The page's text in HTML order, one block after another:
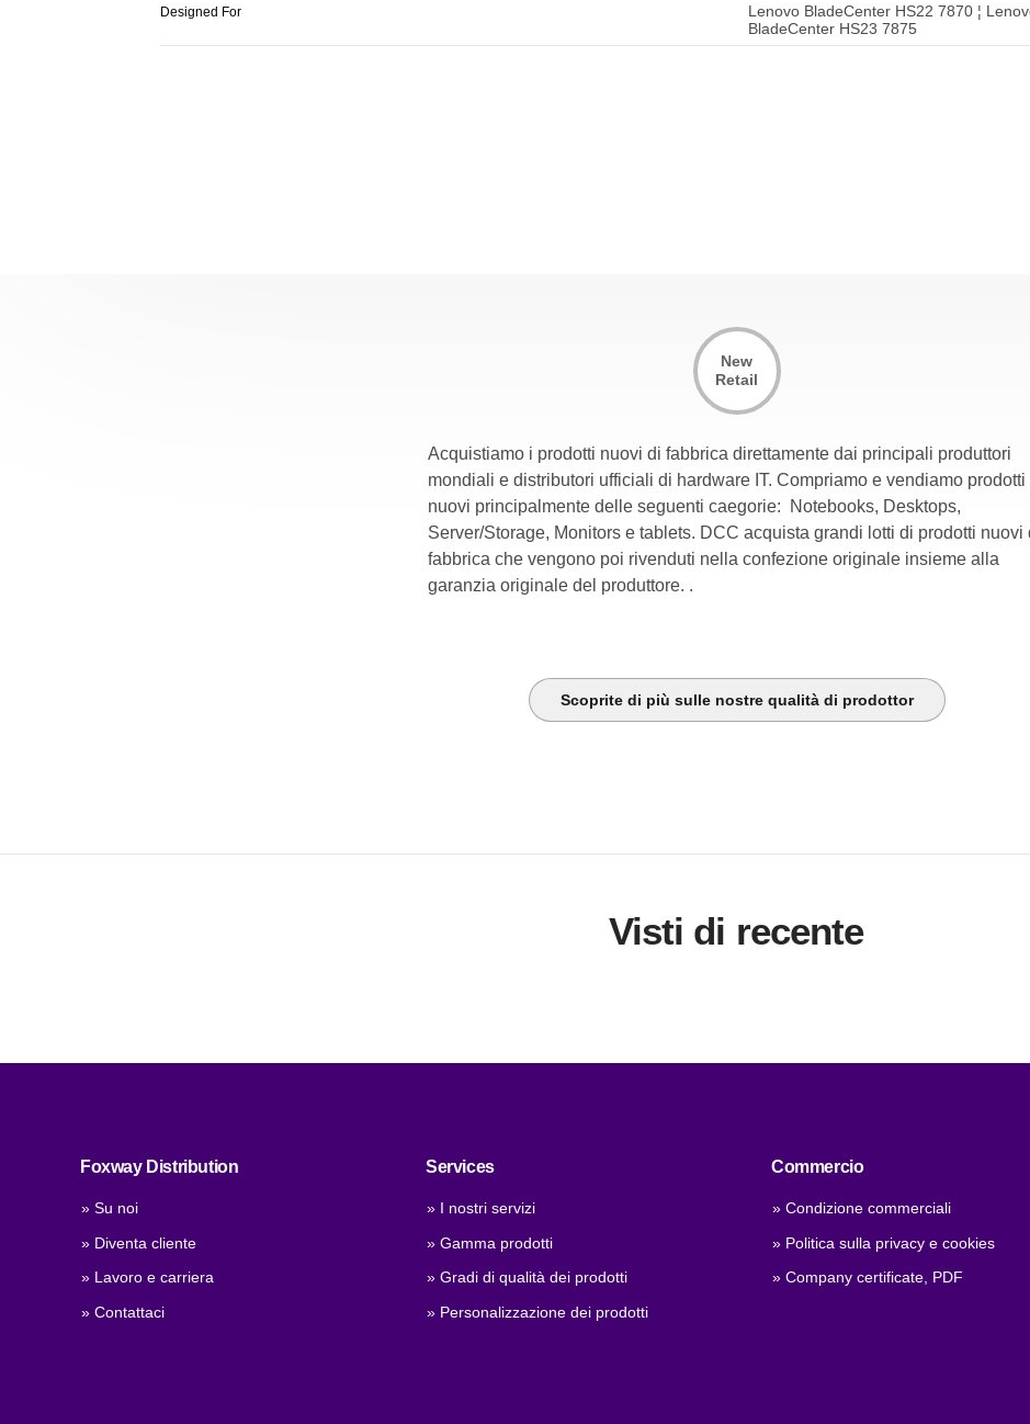
Designed For
Lenovo BladeCenter HS22 7870 ¦
BladeCenter HS23 7875
New
Retail
Acquistiamo i prodotti nuovi di fabbrica direttamente dai principali produttori
mondiali e distributori ufficiali di hardware IT. Compriamo e vendiamo prodotti
nuovi principalmente delle seguenti caegorie: Notebooks, Desktops,
Server/Storage, Monitors e tablets. DCC acquista grandi lotti di prodotti nuovi
fabbrica che vengono poi rivenduti nella confezione originale insieme alla
garanzia originale del produttore. .
Scoprite di più sulle nostre qualità di prodottor
Visti di recente
Foxway Distribution
» Su noi
» Diventa cliente
» Lavoro e carriera
» Contattaci
Services
» I nostri servizi
» Gamma prodotti
» Gradi di qualità dei prodotti
» Personalizzazione dei prodotti
Commercio
» Condizione commerciali
» Politica sulla privacy e cookies
» Company certificate, PDF